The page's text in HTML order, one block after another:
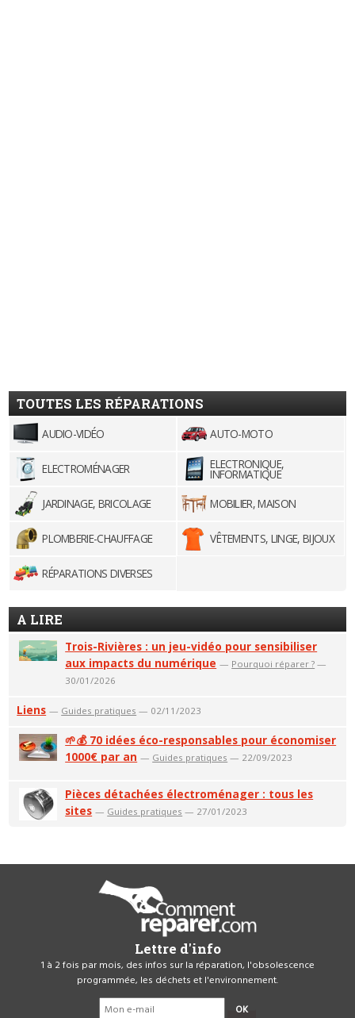
TOUTES LES RÉPARATIONS
AUDIO-VIDÉO AUTO-MOTO
ELECTROMÉNAGER ELECTRONIQUE,
INFORMATIQUE
JARDINAGE, BRICOLAGE
MOBILIER, MAISON
PLOMBERIE-CHAUFFAGE VÊTEMENTS, LINGE, BIJOUX
RÉPARATIONS DIVERSES
A LIRE
Trois-Rivières : un jeu-vidéo pour sensibiliser
aux impacts du numérique — Pourquoi réparer ? —
30/01/2026
Liens — Guides pratiques — 02/11/2023
🌱💰 70 idées éco-responsables pour économiser
1000€ par an — Guides pratiques — 22/09/2023
Pièces détachées électroménager : tous les
sites — Guides pratiques — 27/01/2023
Lettre d'info
1 à 2 fois par mois, des infos sur la réparation, l'obsolescence
programmée, les déchets et l'environnement.
OK